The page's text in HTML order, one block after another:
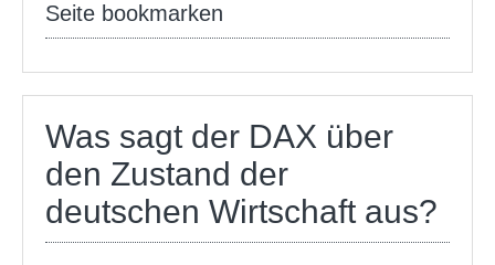
Seite bookmarken
Was sagt der DAX über
den Zustand der
deutschen Wirtschaft aus?